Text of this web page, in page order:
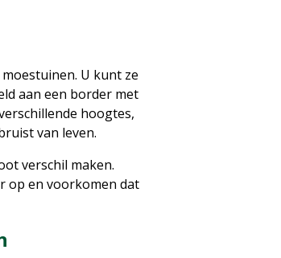
U kunt ze
aan een border met
hoogtes,
van leven.
verschil maken.
op en voorkomen dat